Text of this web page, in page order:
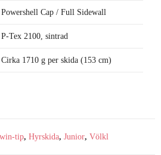
Powershell Cap / Full Sidewall
P-Tex 2100, sintrad
Cirka 1710 g per skida (153 cm)
tip, Hyrskida, Junior, Völkl